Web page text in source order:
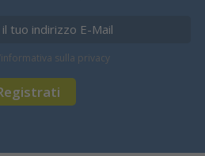
sulla privacy